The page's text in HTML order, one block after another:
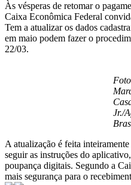
Às vésperas de retomar o
Caixa Econômica Federal
Tem a atualizar os dados
em maio podem fazer o
22/03.
Jr./
A atualização é feita
seguir as instruções do
poupança digitais. Segundo a
mais segurança para o